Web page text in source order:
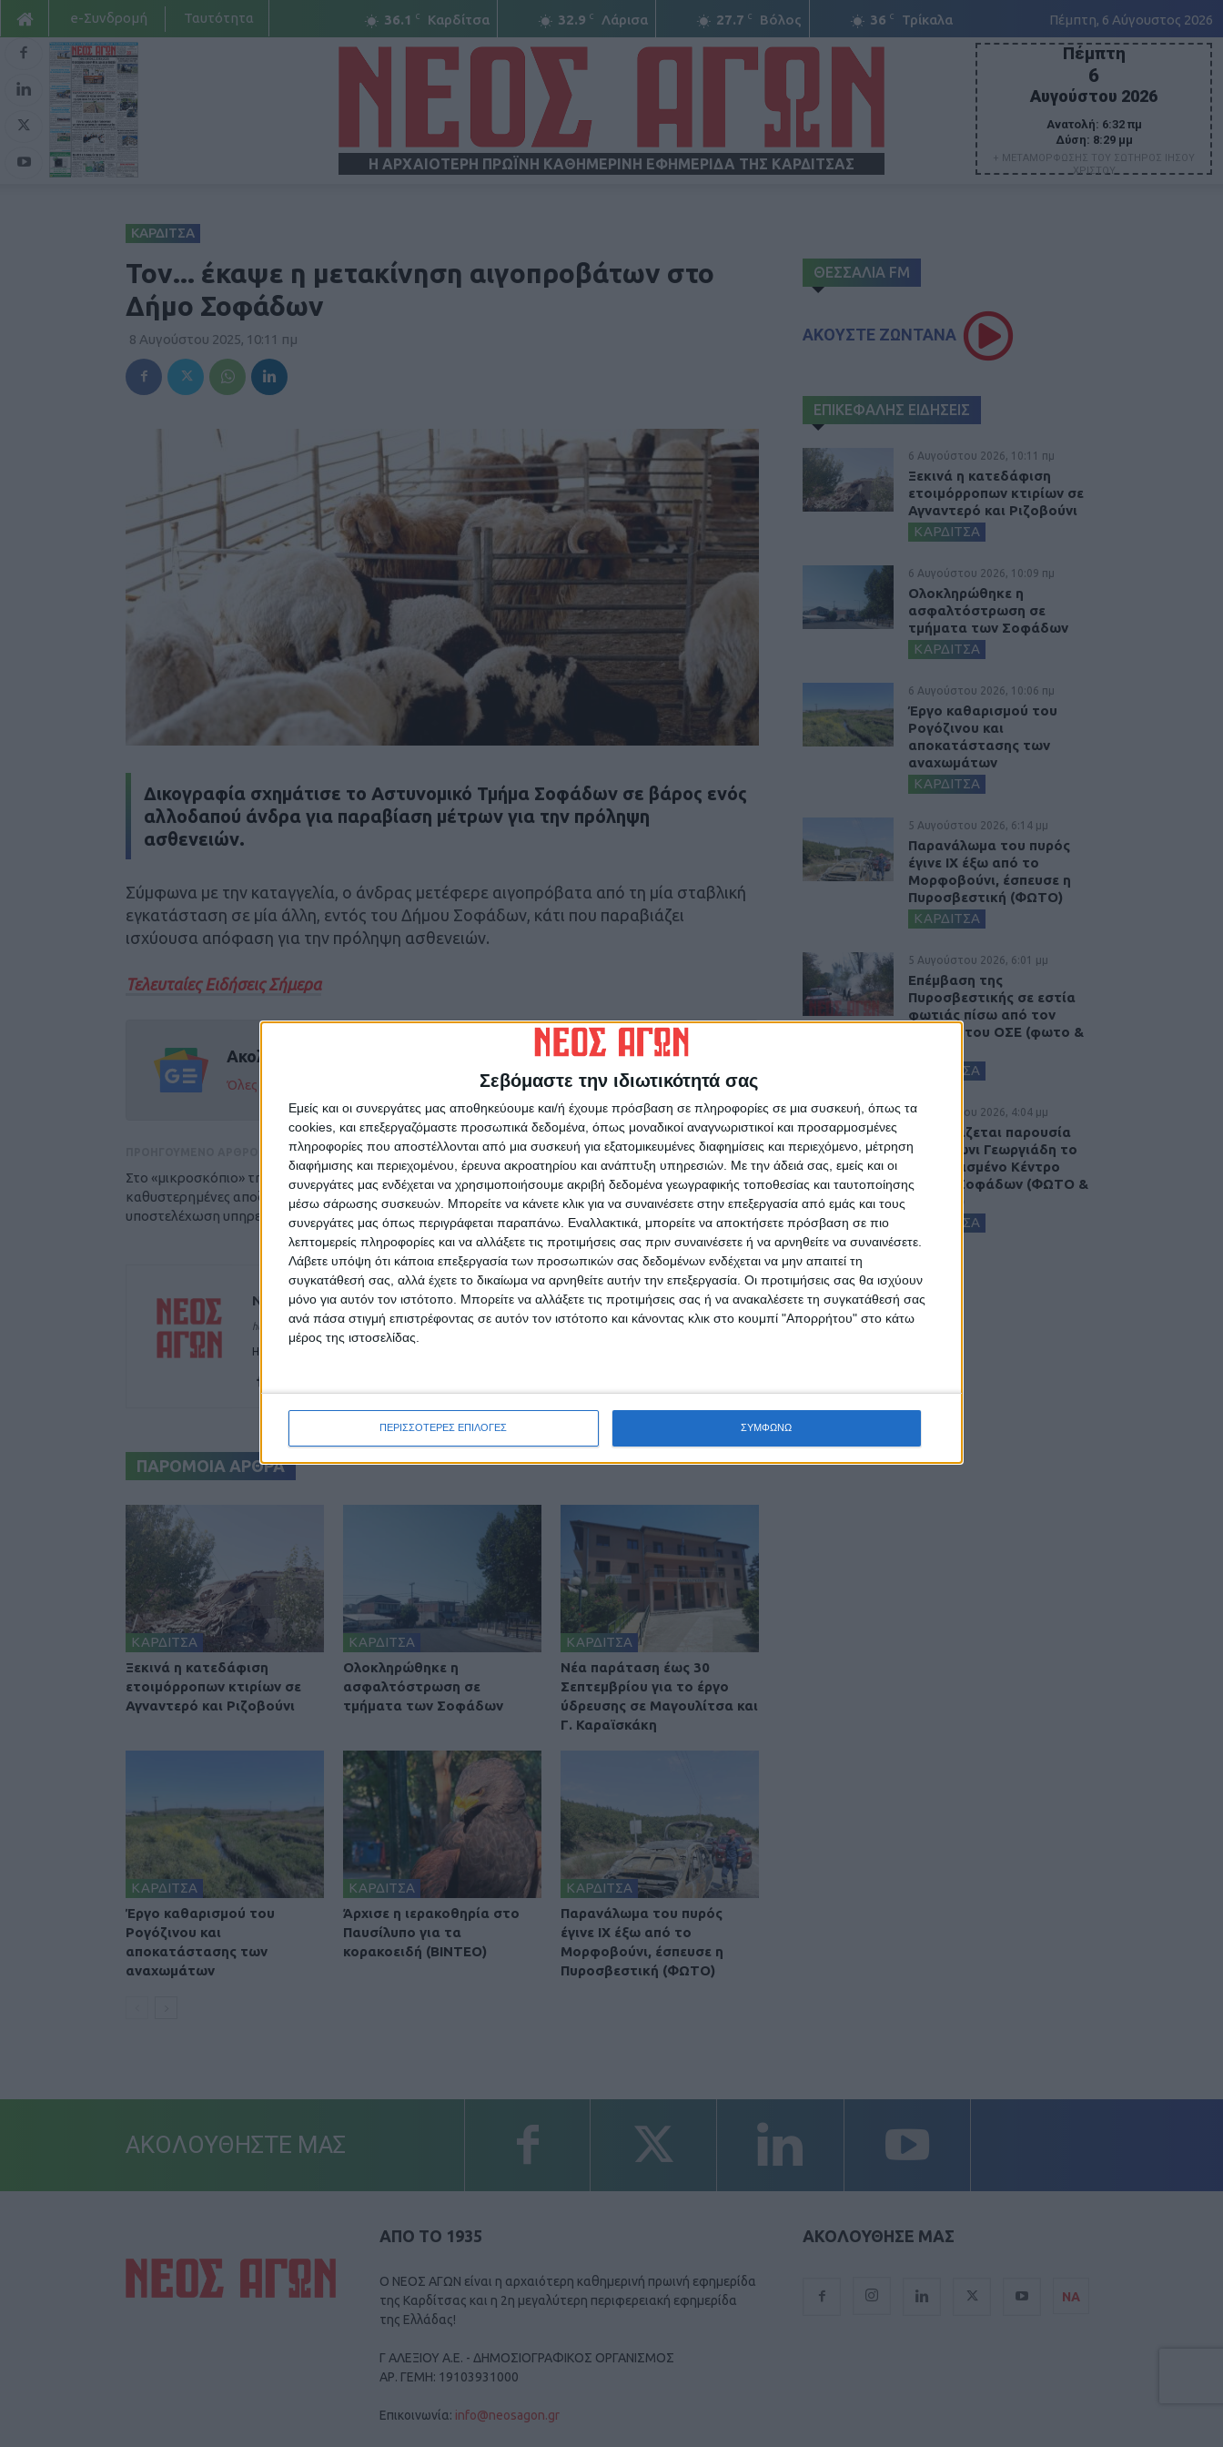
Σεβόμαστε την ιδιωτικότητά σας
Εμείς και οι συνεργάτες μας αποθηκεύουμε και/ή έχουμε πρόσβαση σε πληροφορίες σε μια συσκευή, όπως τα
cookies, και επεξεργαζόμαστε προσωπικά δεδομένα, όπως μοναδικοί αναγνωριστικοί και προσαρμοσμένες
πληροφορίες που αποστέλλονται από μια συσκευή για εξατομικευμένες διαφημίσεις και περιεχόμενο, μέτρηση
διαφήμισης και περιεχομένου, έρευνα ακροατηρίου και ανάπτυξη υπηρεσιών. Με την άδειά σας, εμείς και οι
συνεργάτες μας ενδέχεται να χρησιμοποιήσουμε ακριβή δεδομένα γεωγραφικής τοποθεσίας και ταυτοποίησης
μέσω σάρωσης συσκευών. Μπορείτε να κάνετε κλικ για να συναινέσετε στην επεξεργασία από εμάς και τους
συνεργάτες μας όπως περιγράφεται παραπάνω. Εναλλακτικά, μπορείτε να αποκτήσετε πρόσβαση σε πιο
λεπτομερείς πληροφορίες και να αλλάξετε τις προτιμήσεις σας πριν συναινέσετε ή να αρνηθείτε να συναινέσετε.
Λάβετε υπόψη ότι κάποια επεξεργασία των προσωπικών σας δεδομένων ενδέχεται να μην απαιτεί τη
συγκατάθεσή σας, αλλά έχετε το δικαίωμα να αρνηθείτε αυτήν την επεξεργασία. Οι προτιμήσεις σας θα ισχύουν
μόνο για αυτόν τον ιστότοπο. Μπορείτε να αλλάξετε τις προτιμήσεις σας ή να ανακαλέσετε τη συγκατάθεσή σας
ανά πάσα στιγμή επιστρέφοντας σε αυτόν τον ιστότοπο και κάνοντας κλικ στο κουμπί "Απορρήτου" στο κάτω
μέρος της ιστοσελίδας.
ΠΕΡΙΣΣΟΤΕΡΕΣ ΕΠΙΛΟΓΕΣ ΣΥΜΦΩΝΩ
36.1 C Καρδίτσα 32.9 C Λάρισα 27.7 C Βόλος 36 C Τρίκαλα Πέμπτη, 6 Αύγουστος 2026
e-Συνδρομή Ταυτότητα
Η ΑΡΧΑΙΟΤΕΡΗ ΠΡΩΪΝΗ ΚΑΘΗΜΕΡΙΝΗ ΕΦΗΜΕΡΙΔΑ ΤΗΣ ΚΑΡΔΙΤΣΑΣ
Πέμπτη
6
Αυγούστου 2026
Ανατολή: 6:32 πμ
Δύση: 8:29 μμ
+ ΜΕΤΑΜΟΡΦΩΣΗΣ ΤΟΥ ΣΩΤΗΡΟΣ ΙΗΣΟΥ
ΧΡΙΣΤΟΥ
ΚΑΡΔΙΤΣΑ
Τον... έκαψε η μετακίνηση αιγοπροβάτων στο
Δήμο Σοφάδων
8 Αυγούστου 2025, 10:11 πμ
Δικογραφία σχημάτισε το Αστυνομικό Τμήμα Σοφάδων σε βάρος ενός
αλλοδαπού άνδρα για παραβίαση μέτρων για την πρόληψη
ασθενειών.
Σύμφωνα με την καταγγελία, ο άνδρας μετέφερε αιγοπρόβατα από τη μία σταβλική
εγκατάσταση σε μία άλλη, εντός του Δήμου Σοφάδων, κάτι που παραβιάζει
ισχύουσα απόφαση για την πρόληψη ασθενειών.
Τελευταίες Ειδήσεις Σήμερα
Ακολούθησε την εφημερίδα ΝΕΟΣ ΑΓΩΝ στο Google News!
Όλες οι εξελίξεις στην περιοχή της Καρδίτσας και ευρύτερα της Θεσσαλίας
Στο «μικροσκόπιο» της Περιφέρειας οι
καθυστερημένες αποζημιώσεις και η
υποστελέχωση υπηρεσιών για την ευλογιά
ΕΠΟΜΕΝΟ ΑΡΘΡΟ
Τραγικός επίλογος για την κόρη του Αντώνη
Σαμαρά, Λένα - Επί 40 λεπτά προσπαθούσαν να
την επαναφέρουν
ΝΕΟΣ ΑΓΩΝ
https://neosagon.gr
Η Αρχαιότερη Καθημερινή Πρωινή Εφημερίδα της Καρδίτσας
ΠΑΡΟΜΟΙΑ ΑΡΘΡΑ
ΚΑΡΔΙΤΣΑ
Ξεκινά η κατεδάφιση
ετοιμόρροπων κτιρίων σε
Αγναντερό και Ριζοβούνι
ΚΑΡΔΙΤΣΑ
Ολοκληρώθηκε η
ασφαλτόστρωση σε
τμήματα των Σοφάδων
ΚΑΡΔΙΤΣΑ
Νέα παράταση έως 30
Σεπτεμβρίου για το έργο
ύδρευσης σε Μαγουλίτσα και
Γ. Καραϊσκάκη
ΚΑΡΔΙΤΣΑ
Έργο καθαρισμού του
Ρογόζινου και
αποκατάστασης των
αναχωμάτων
ΚΑΡΔΙΤΣΑ
Άρχισε η ιερακοθηρία στο
Παυσίλυπο για τα
κορακοειδή (ΒΙΝΤΕΟ)
ΚΑΡΔΙΤΣΑ
Παρανάλωμα του πυρός
έγινε ΙΧ έξω από το
Μορφοβούνι, έσπευσε η
Πυροσβεστική (ΦΩΤΟ)
ΘΕΣΣΑΛΙΑ FM
ΑΚΟΥΣΤΕ ΖΩΝΤΑΝΑ
ΕΠΙΚΕΦΑΛΗΣ ΕΙΔΗΣΕΙΣ
6 Αυγούστου 2026, 10:11 πμ
Ξεκινά η κατεδάφιση
ετοιμόρροπων κτιρίων σε
Αγναντερό και Ριζοβούνι
ΚΑΡΔΙΤΣΑ
6 Αυγούστου 2026, 10:09 πμ
Ολοκληρώθηκε η
ασφαλτόστρωση σε
τμήματα των Σοφάδων
ΚΑΡΔΙΤΣΑ
6 Αυγούστου 2026, 10:06 πμ
Έργο καθαρισμού του
Ρογόζινου και
αποκατάστασης των
αναχωμάτων
ΚΑΡΔΙΤΣΑ
5 Αυγούστου 2026, 6:14 μμ
Παρανάλωμα του πυρός
έγινε ΙΧ έξω από το
Μορφοβούνι, έσπευσε η
Πυροσβεστική (ΦΩΤΟ)
ΚΑΡΔΙΤΣΑ
5 Αυγούστου 2026, 6:01 μμ
Επέμβαση της
Πυροσβεστικής σε εστία
φωτιάς πίσω από τον
σταθμό του ΟΣΕ (φωτο &
ΚΑΡΔΙΤΣΑ
5 Αυγούστου 2026, 4:04 μμ
Εγκαινιάζεται παρουσία
του Άδωνι Γεωργιάδη το
ανακαινισμένο Κέντρο
Υγείας Σοφάδων (ΦΩΤΟ &
ΚΑΡΔΙΤΣΑ
ΑΚΟΛΟΥΘΗΣΤΕ ΜΑΣ
ΑΠΟ ΤΟ 1935
Ο ΝΕΟΣ ΑΓΩΝ είναι η αρχαιότερη καθημερινή πρωινή εφημερίδα
της Καρδίτσας και η 2η μεγαλύτερη περιφερειακή εφημερίδα
της Ελλάδας!
Γ ΑΛΕΞΙΟΥ Α.Ε. - ΔΗΜΟΣΙΟΓΡΑΦΙΚΟΣ ΟΡΓΑΝΙΣΜΟΣ
ΑΡ. ΓΕΜΗ: 19103931000
Επικοινωνία: info@neosagon.gr
ΑΚΟΛΟΥΘΗΣΕ ΜΑΣ
ΝΑ